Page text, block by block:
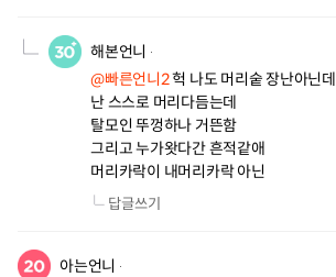
해본언니
@빠른언니2 헉 나도 머리숱 장난아닌데
난 스스로 머리다듬는데
탈모인 뚜껑하나 거뜬함
그리고 누가왓다간 흔적같애
머리카락이 내머리카락 아닌
답글쓰기
아는언니